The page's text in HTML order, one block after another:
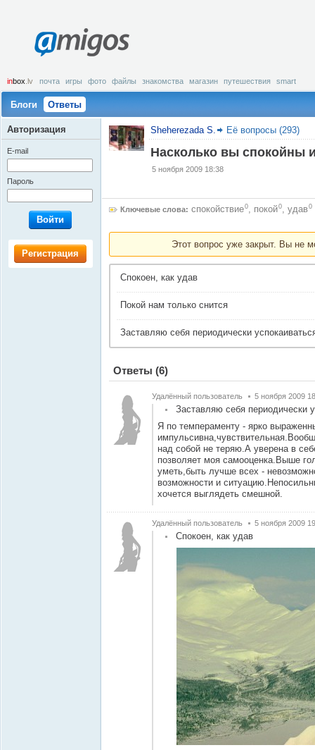
amigos
inbox .lv почта игры фото файлы знакомства магазин путешествия smart
Блоги Ответы
Sheherezada S. Её вопросы (293)
Насколько вы спокойны
5 ноября 2009 18:38
Ключевые слова: спокойствие0, покой0, удав0
Этот вопрос уже закрыт. Вы не
Спокоен, как удав
Покой нам только снится
Заставляю себя периодически
Ответы (6)
Удалённый пользователь 5 ноября 2009
Заставляю себя периодически
Я по темпераменту - ярко
над собой не теряю.А уверена в
позволяет моя самооценка.Выше
уметь,быть лучше всех -
возможности и
хочется выглядеть смешной.
Удалённый пользователь 5 ноября 2009
Спокоен, как удав
Авторизация
E-mail
Пароль
Войти
Регистрация